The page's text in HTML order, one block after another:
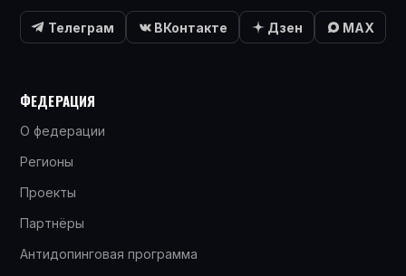
Телеграм ВКонтакте Дзен MAX
ФЕДЕРАЦИЯ
О федерации
Регионы
Проекты
Партнёры
Антидопинговая программа